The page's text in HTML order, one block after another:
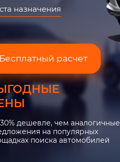
назначения
Бесплатный расчет
дешевле, чем аналогичные
на популярных
поиска автомобилей